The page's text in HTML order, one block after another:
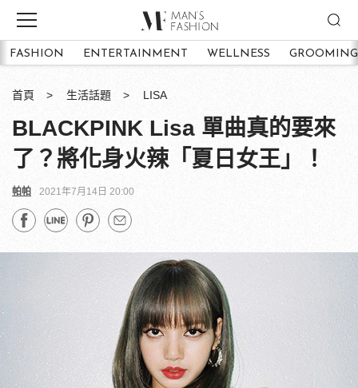
FASHION ENTERTAINMENT WELLNESS GROOMING
首頁 生活話題 LISA
BLACKPINK Lisa 單曲真的要來
了？將化身火辣「夏日女王」！
帕帕 2021年7月14日 20:00